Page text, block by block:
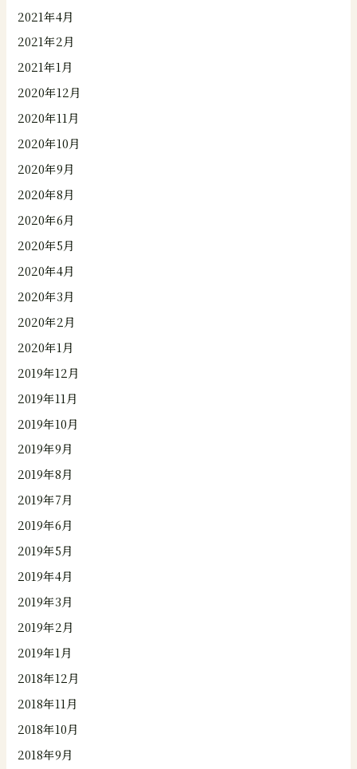
2021年4月
2021年2月
2021年1月
2020年12月
2020年11月
2020年10月
2020年9月
2020年8月
2020年6月
2020年5月
2020年4月
2020年3月
2020年2月
2020年1月
2019年12月
2019年11月
2019年10月
2019年9月
2019年8月
2019年7月
2019年6月
2019年5月
2019年4月
2019年3月
2019年2月
2019年1月
2018年12月
2018年11月
2018年10月
2018年9月